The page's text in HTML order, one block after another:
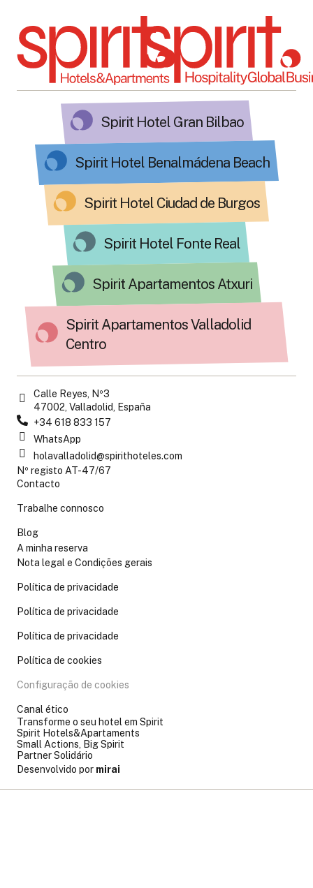
Spirit Hotel Gran Bilbao
Spirit Hotel Benalmádena Beach
Spirit Hotel Ciudad de Burgos
Spirit Hotel Fonte Real
Spirit Apartamentos Atxuri
Spirit Apartamentos Valladolid
Centro
Calle Reyes, Nº3
47002, Valladolid, España
+34 618 833 157
WhatsApp
holavalladolid@spirithoteles.com
Nº registo AT-47/67
Contacto
Trabalhe connosco
Blog
A minha reserva
Nota legal e Condições gerais
Política de privacidade
Política de privacidade
Política de privacidade
Política de cookies
Configuração de cookies
Canal ético
Transforme o seu hotel em Spirit
Spirit Hotels&Apartaments
Small Actions, Big Spirit
Partner Solidário
Desenvolvido por mirai